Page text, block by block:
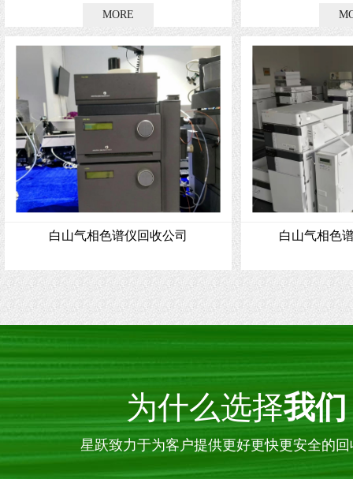
白山气相色谱仪回收公司 白山气相色
为什么选择我们
星跃致力于为客户提供更好更快更安全的